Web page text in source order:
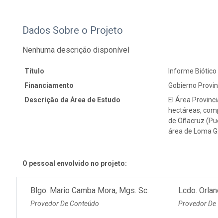
Dados Sobre o Projeto
Nenhuma descrição disponível
Título
Informe Biótico
Financiamento
Gobierno
Descrição da Área de Estudo
El Área
hectáreas,
de Oñacruz
área de Loma
O pessoal envolvido no projeto:
Blgo. Mario Camba Mora, Mgs. Sc.
Provedor De Conteúdo
Lcdo.
Provedor De